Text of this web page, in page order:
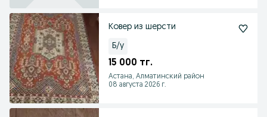
Ковер из шерсти
Б/у
15 000 тг.
Астана, Алматинский район
08 августа 2026 г.